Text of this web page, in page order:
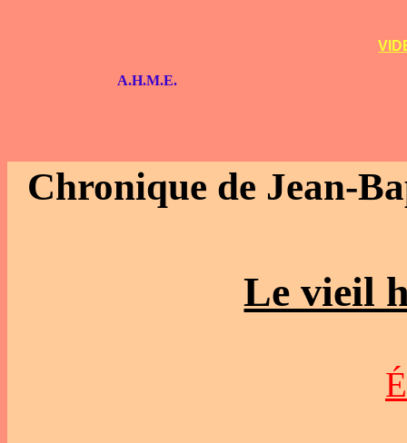
A.H.M.E.
Chronique de Jean-
Le vieil